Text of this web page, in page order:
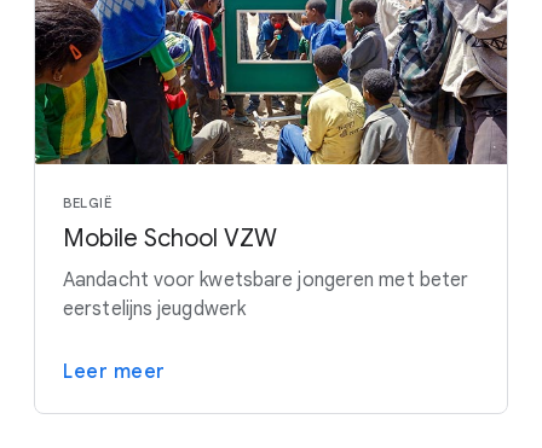
BELGIË
Mobile School VZW
Aandacht voor kwetsbare jongeren met beter
eerstelijns jeugdwerk
Leer meer